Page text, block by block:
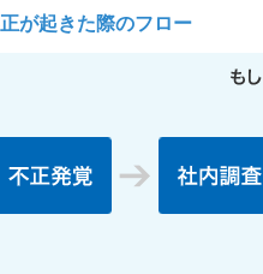
が起きた際のフロー